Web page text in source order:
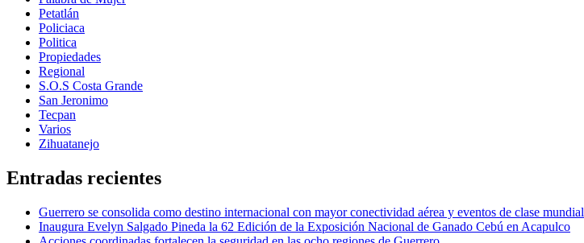
Petatlán
Policiaca
Politica
Propiedades
Regional
S.O.S Costa Grande
San Jeronimo
Tecpan
Varios
Zihuatanejo
Entradas recientes
Guerrero se consolida como destino internacional con mayor conectividad aérea y eventos de clase mundial
Inaugura Evelyn Salgado Pineda la 62 Edición de la Exposición Nacional de Ganado Cebú en Acapulco